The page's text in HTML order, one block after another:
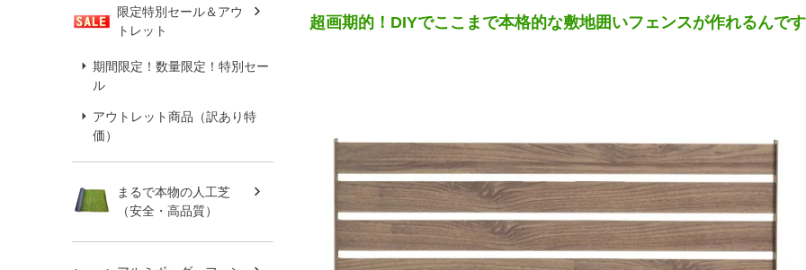
限定特別セール＆アウ
トレット
期間限定！数量限定！特別セー
ル
アウトレット商品（訳あり特
価）
まるで本物の人工芝
（安全・高品質）
超画期的！DIYでここまで本格的な敷地囲いフェンスが作れるんで